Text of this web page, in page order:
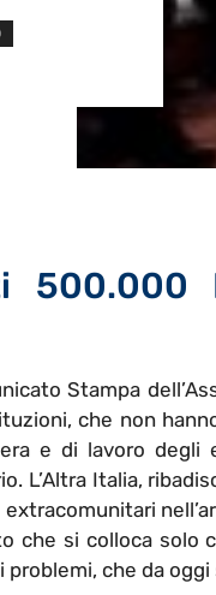
Stampa
che non
e di lavoro degli
L’Altra Italia,
che si colloca solo
che da